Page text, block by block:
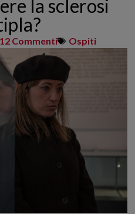
la sclerosi
12 Commenti Ospiti